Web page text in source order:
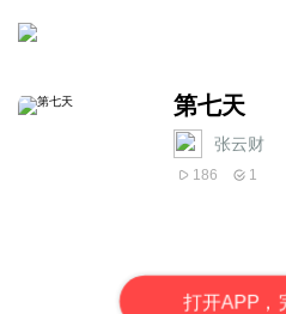
第七天
张云财
186 1
打开APP，